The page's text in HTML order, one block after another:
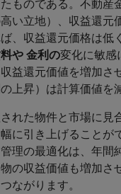
ものである。不動産
高い立地）、収益還元
、収益還元価格は低
や金利の変化に敏感
益還元価値を増加さ
上昇）は計算価値を
れた物件と市場に見
に引き上げることが
理の最適化は、年間
の収益価値も増加さ
ながります。